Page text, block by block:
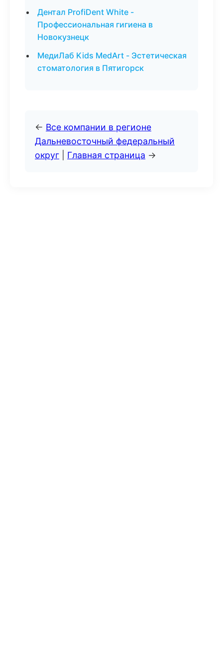
Дентал ProfiDent White -
Профессиональная гигиена в
Новокузнецк
МедиЛаб Kids MedArt - Эстетическая
стоматология в Пятигорск
← Все компании в регионе
Дальневосточный федеральный
округ
Главная страница →